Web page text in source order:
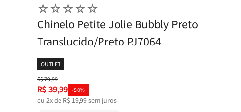
☆☆☆☆☆
Chinelo Petite Jolie Bubbly Preto
Translucido/Preto PJ7064
OUTLET
R$79,99
R$39,99 -50%
ou 2x de R$ 19,99sem juros